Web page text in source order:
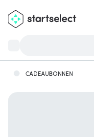
CADEAUBONNEN